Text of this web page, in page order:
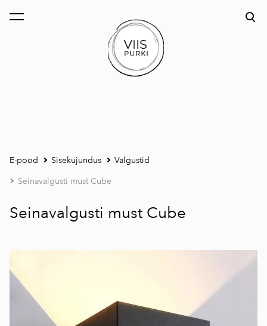
lisati ostukorvi. Vaata ostukorvi
E-pood Sisekujundus Valgustid
Seinavalgusti must Cube
Seinavalgusti must Cube